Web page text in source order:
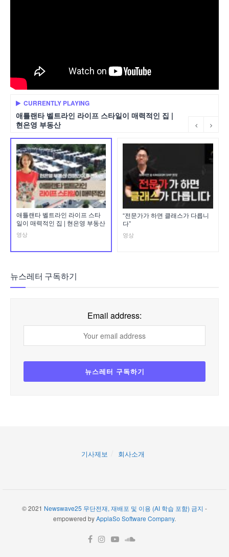
CURRENTLY PLAYING
애틀랜타 벨트라인 라이프 스타일이 매력적인 집 |
현은영 부동산
애틀랜타 벨트라인 라이프 스타
일이 매력적인 집 | 현은영 부동산
영상
“전문가가 하면 클래스가 다릅니
다”
영상
뉴스레터 구독하기
Email address:
기사제보 회사소개
© 2021 Newswave25 무단전재, 재배포 및 이용 (AI 학습 포함) 금지 -
empowered byApplaSo Software Company.